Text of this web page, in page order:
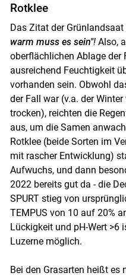
Rotklee
Das Zitat der Grünlandsaat
warm muss es sein"!Also,
oberflächlichen Ablage der
ausreichend Feuchtigkeit
vorhanden sein. Obwohl
der Fall war (v.a. der
trocken), reichten die
aus, um die Samen
Rotklee (beide Sorten im
mit rascher Entwicklung)
Aufwuchs, und dann
2022 bereits gut da - die
SPURT stieg von
TEMPUS von 10 auf 20%
Lückigkeit und pH-Wert >6
Luzerne möglich.
Bei den Grasarten heißt es